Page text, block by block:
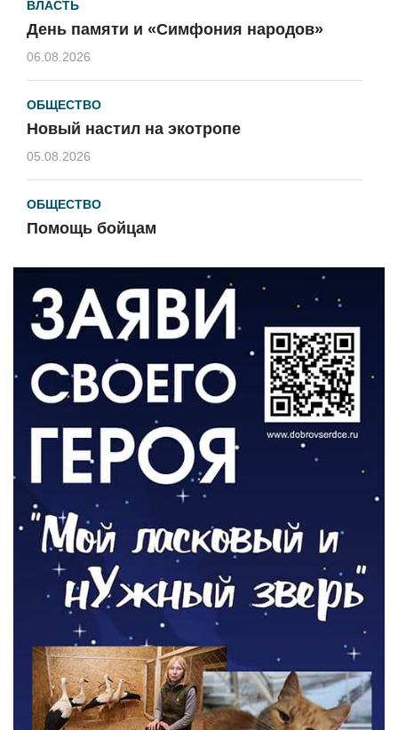
ВЛАСТЬ
День памяти и «Симфония народов»
06.08.2026
ОБЩЕСТВО
Новый настил на экотропе
05.08.2026
ОБЩЕСТВО
Помощь бойцам
ВЛАСТЬ
«Второй старт» для ветеранов СВО
РАЗЪЯСНЯЕМ
Контракт с новой выплатой
05.08.2026